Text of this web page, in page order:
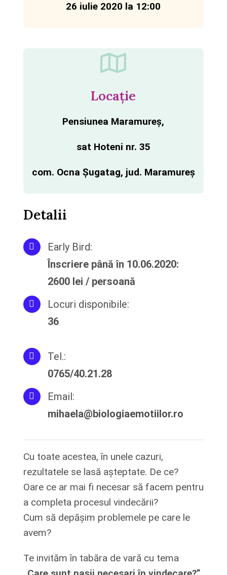
26 iulie 2020 la 12:00
Locație
Pensiunea Maramureș,
sat Hoteni nr. 35
com. Ocna Șugatag, jud. Maramureș
Detalii
Early Bird:
Înscriere până în 10.06.2020:
2600 lei / persoană
Locuri disponibile:
36
Tel.:
0765/40.21.28
Email:
mihaela@biologiaemotiilor.ro
Cu toate acestea, în unele cazuri,
rezultatele se lasă așteptate. De ce?
Oare ce ar mai fi necesar să facem pentru
a completa procesul vindecării?
Cum să depășim problemele pe care le
avem?
Te invităm în tabăra de vară cu tema